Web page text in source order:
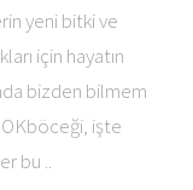
yeni bitki ve
için hayatın
bizden bilmem
işte
bu ..